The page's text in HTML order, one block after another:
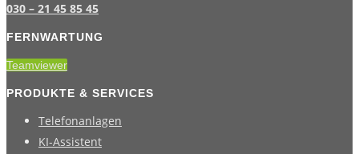
030 – 21 45 85 45
FERNWARTUNG
Teamviewer
PRODUKTE & SERVICES
Telefonanlagen
KI-Assistent